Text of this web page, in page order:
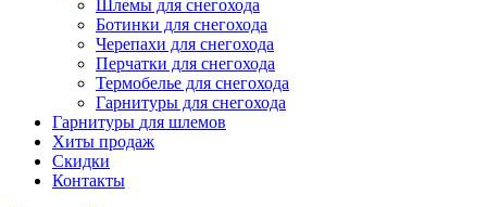
Шлемы для снегохода
Ботинки для снегохода
Черепахи для снегохода
Перчатки для снегохода
Термобелье для снегохода
Гарнитуры для снегохода
Гарнитуры для шлемов
Хиты продаж
Скидки
Контакты